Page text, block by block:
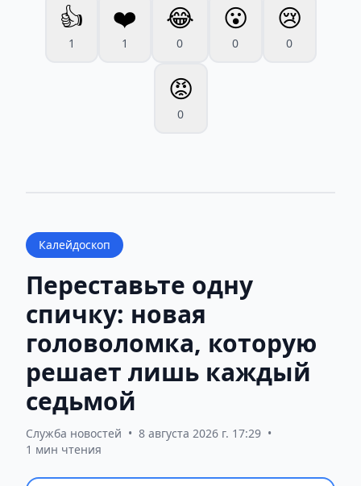
👍
1
❤️
1
😂
0
😮
0
😢
0
😡
0
Калейдоскоп
Переставьте одну
спичку: новая
головоломка, которую
решает лишь каждый
седьмой
Служба новостей • 8 августа 2026 г. 17:29 •
1 мин чтения